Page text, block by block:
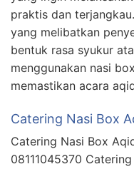
praktis dan
yang melibatkan
bentuk rasa syukur
menggunakan nasi
memastikan acara
Catering Nasi Box
Catering Nasi Box
08111045370